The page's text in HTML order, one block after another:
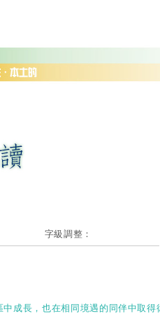
字級調整：
成長，也在相同境遇的同伴中取得